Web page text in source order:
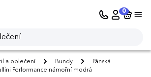
0
a oblečení Bundy
Pánská
Performance námořní modrá